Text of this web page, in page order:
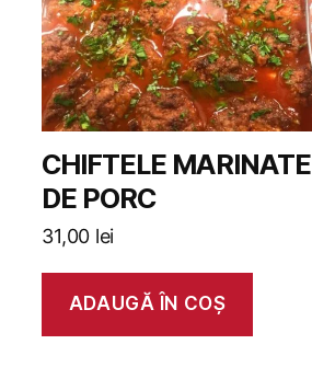
CHIFTELE MARINATE
DE PORC
31,00 lei
ADAUGĂ ÎN COȘ